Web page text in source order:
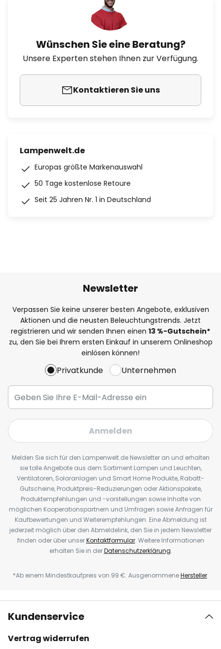
Wünschen Sie eine Beratung?
Unsere Experten stehen Ihnen zur Verfügung.
Kontaktieren Sie uns
Lampenwelt.de
Europas größte Markenauswahl
50 Tage kostenlose Retoure
Seit 25 Jahren Nr. 1 in Deutschland
Newsletter
Verpassen Sie keine unserer besten Angebote, exklusiven
Aktionen und die neusten Beleuchtungstrends. Jetzt
registrieren und wir senden Ihnen einen 13 %-Gutschein*
zu, den Sie bei Ihrem ersten Einkauf in unserem Onlineshop
einlösen können!
Privatkunde Unternehmen
Anmelden
Melden Sie sich für den Lampenwelt.de Newsletter an und erhalten
sie tolle Angebote aus dem Sortiment Lampen und Leuchten,
Ventilatoren, Solaranlagen und Smart Home Produkte, Rabatt-
Gutscheine, Produktpreis-Reduzierungen oder Aktionspakete,
Produktempfehlungen und -vorstellungen sowie Inhalte von
möglichen Kooperationspartnern und Umfragen sowie Anfragen für
Kaufbewertungen und Weiterempfehlungen. Eine Abmeldung ist
jederzeit möglich über den Abmeldelink, den Sie in jedem Newsletter
finden oder über unserKontaktformular. Weitere Informationen
erhalten Sie in derDatenschutzerklärung.
*Ab einem Mindestkaufpreis von 99 €. AusgenommeneHersteller.
Kundenservice
Vertrag widerrufen